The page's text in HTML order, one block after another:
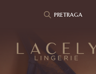
pretraga